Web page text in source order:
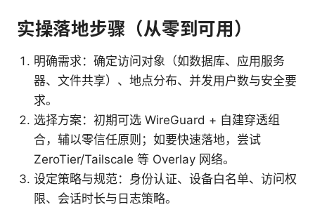
实操落地步骤（从零到可用）
明确需求：确定访问对象（如数据库、应用服务
器、文件共享）、地点分布、并发用户数与安全要
求。
选择方案：初期可选 WireGuard + 自建穿透组
合，辅以零信任原则；如要快速落地，尝试
ZeroTier/Tailscale 等 Overlay 网络。
设定策略与规范：身份认证、设备白名单、访问权
限、会话时长与日志策略。